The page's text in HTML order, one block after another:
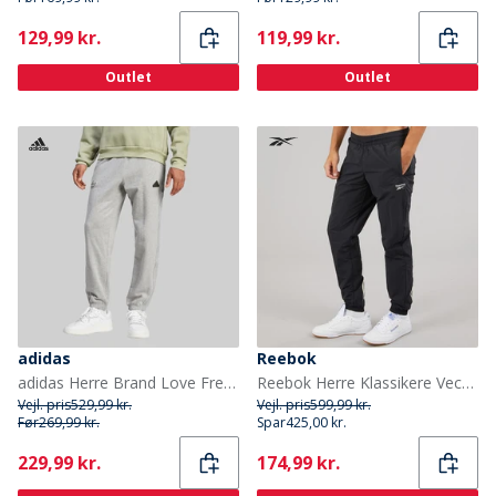
Current
129,99 kr.
Outlet
Current
119,99 kr.
Outlet
adidas
adidas Herre Brand Love French Terry Joggers Medium Grey Heather
Vejl. pris529,99 kr.
Før269,99 kr.
Current
229,99 kr.
Reebok
Reebok Herre Klassikere Vector Vævet Træningsbukser Night Black
Vejl. pris599,99 kr.
Spar425,00 kr.
Current
174,99 kr.